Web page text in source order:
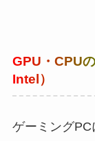
GPU・CPU
Intel）
ゲーミングPC